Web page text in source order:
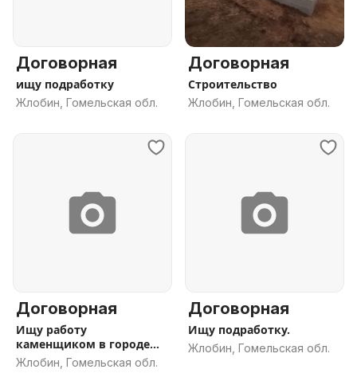
Договорная
ищу подработку
Жлобин, Гомельская обл.
Договорная
Строительство
Жлобин, Гомельская обл.
Договорная
Ищу работу
каменщиком в городе
Жлобин
Жлобин, Гомельская обл.
Договорная
Ищу подработку.
Жлобин, Гомельская обл.